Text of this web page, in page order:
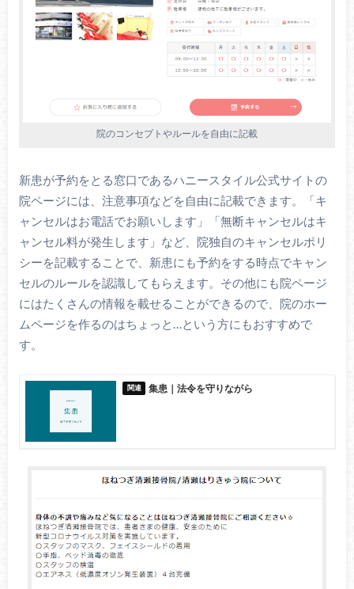
院のコンセプトやルールを自由に記載
新患が予約をとる窓口であるハニースタイル公式サイトの
院ページには、注意事項などを自由に記載できます。「キ
ャンセルはお電話でお願いします」「無断キャンセルはキ
ャンセル料が発生します」など、院独自のキャンセルポリ
シーを記載することで、新患にも予約をする時点でキャン
セルのルールを認識してもらえます。その他にも院ページ
にはたくさんの情報を載せることができるので、院のホー
ムページを作るのはちょっと…という方にもおすすめで
す。
集患｜法令を守りながら